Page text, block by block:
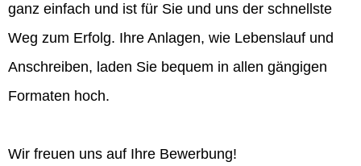
ganz einfach und ist für Sie und uns der schnellste
Weg zum Erfolg. Ihre Anlagen, wie Lebenslauf und
Anschreiben, laden Sie bequem in allen gängigen
Formaten hoch.
Wir freuen uns auf Ihre Bewerbung!